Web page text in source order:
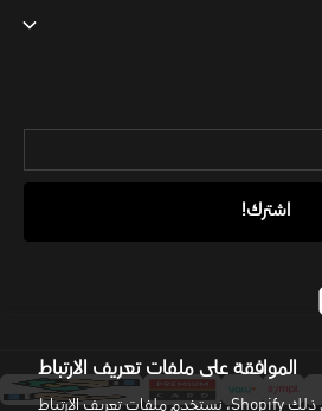
الموافقة على ملفات تعريف الارتباط
نحن وشركاؤنا، بما في ذلك Shopify، نستخدم ملفات تعريف الارتباط